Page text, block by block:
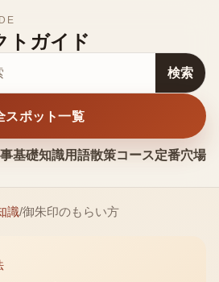
トガイド
基礎知識用語散策コース定番穴場
検索
スポット一覧
識/御朱印のもらい方